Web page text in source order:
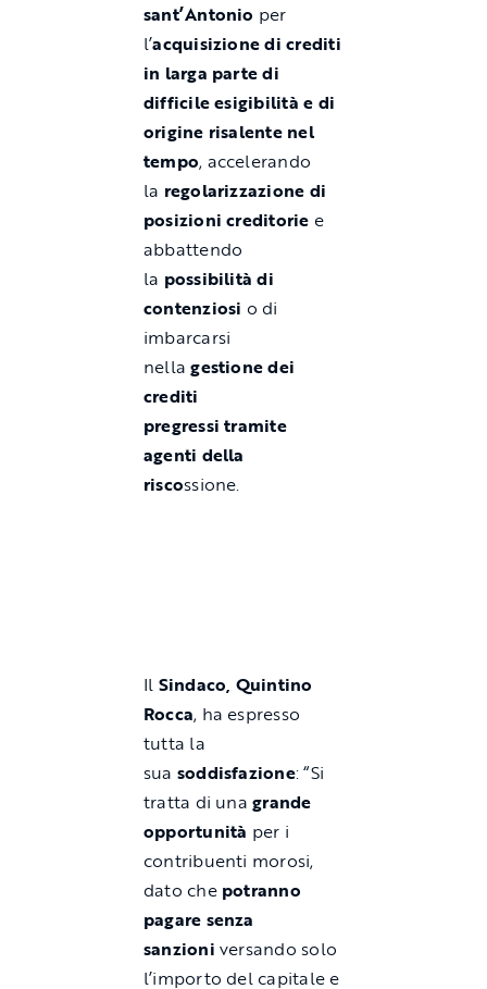
sant’Antonio per
l’acquisizione di crediti
in larga parte di
difficile esigibilità e di
origine risalente nel
tempo, accelerando
la regolarizzazione di
posizioni creditorie e
abbattendo
la possibilità di
contenziosi o di
imbarcarsi
nellagestione dei
crediti
pregressi tramite
agenti della
riscossione.
Il Sindaco, Quintino
Rocca, ha espresso
tutta la
sua soddisfazione: “Si
tratta di unagrande
opportunità per i
contribuenti morosi,
dato che potranno
pagare senza
sanzioni versando solo
l’importo del capitale e